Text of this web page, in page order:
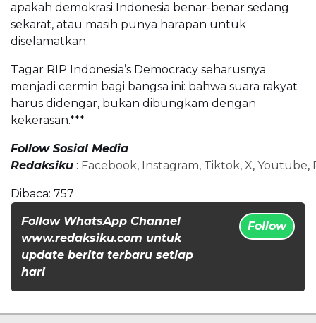
apakah demokrasi Indonesia benar-benar sedang
sekarat, atau masih punya harapan untuk
diselamatkan.
Tagar RIP Indonesia’s Democracy seharusnya
menjadi cermin bagi bangsa ini: bahwa suara rakyat
harus didengar, bukan dibungkam dengan
kekerasan.***
Follow Sosial Media
Redaksiku : Facebook, Instagram, Tiktok, X, Youtube,
Dibaca: 757
Follow WhatsApp Channel
www.redaksiku.com untuk
update berita terbaru setiap
hari
Follow